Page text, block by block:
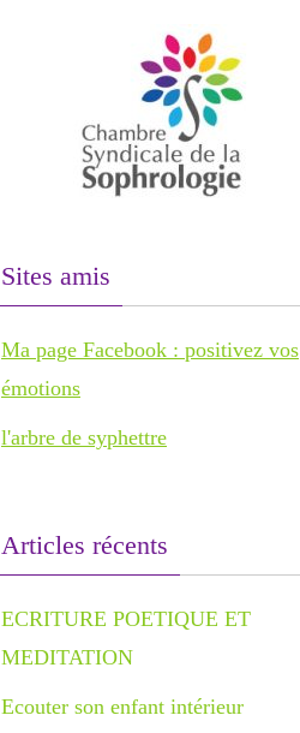
Sites amis
Ma page Facebook : positivez vos
émotions
l'arbre de syphettre
Articles récents
ECRITURE POETIQUE ET
MEDITATION
Ecouter son enfant intérieur